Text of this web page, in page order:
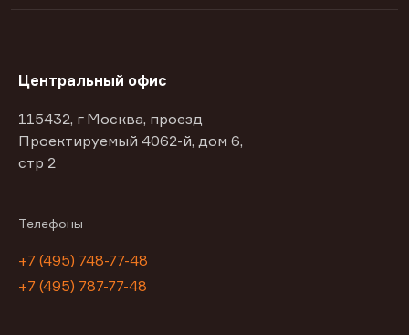
Центральный офис
115432, г Москва, проезд
Проектируемый 4062-й, дом 6,
стр 2
Телефоны
+7 (495) 748-77-48
+7 (495) 787-77-48